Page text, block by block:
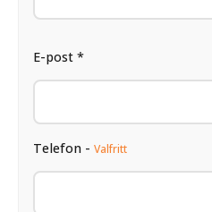
E-post *
Telefon - Valfritt